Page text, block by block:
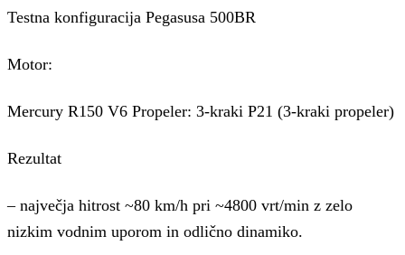
Testna konfiguracija Pegasusa 500BR
Motor:
Mercury R150 V6 Propeler: 3-kraki P21 (3-kraki propeler)
Rezultat
– največja hitrost ~80 km/h pri ~4800 vrt/min z zelo
nizkim vodnim uporom in odlično dinamiko.